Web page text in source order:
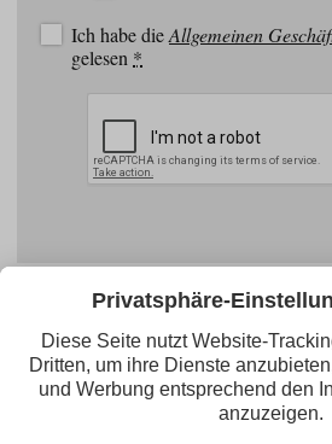
Ich habe dieAllgemeinen
gelesen *
Tirol Werbung
Maria-Theresien-Straße 55 ·